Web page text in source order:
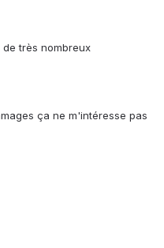
très nombreux
ça ne m'intéresse pas